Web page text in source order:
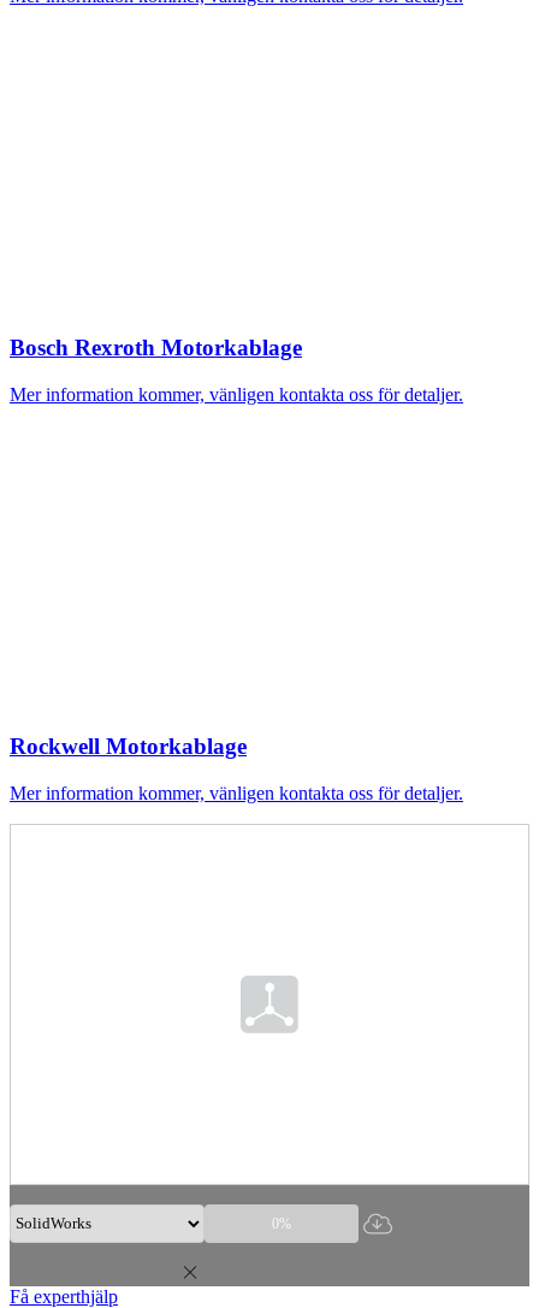
Bosch Rexroth Motorkablage
Mer information kommer, vänligen kontakta oss för detaljer.
Rockwell Motorkablage
Mer information kommer, vänligen kontakta oss för detaljer.
0%
Få experthjälp